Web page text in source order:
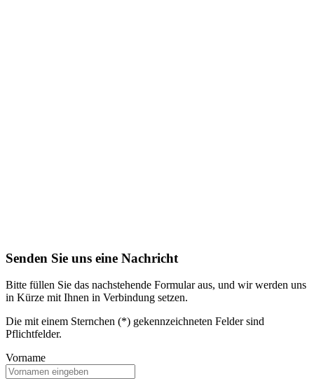
Senden Sie uns eine Nachricht
Bitte füllen Sie das nachstehende Formular aus, und wir werden uns
in Kürze mit Ihnen in Verbindung setzen.
Die mit einem Sternchen (*) gekennzeichneten Felder sind
Pflichtfelder.
Vorname